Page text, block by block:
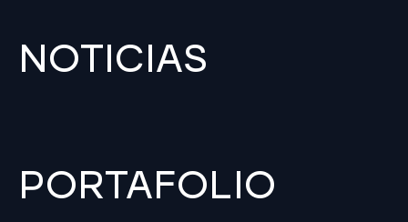
NOTICIAS
PORTAFOLIO